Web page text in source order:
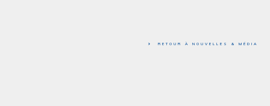
RETOUR À NOUVELLES & MÉDIA